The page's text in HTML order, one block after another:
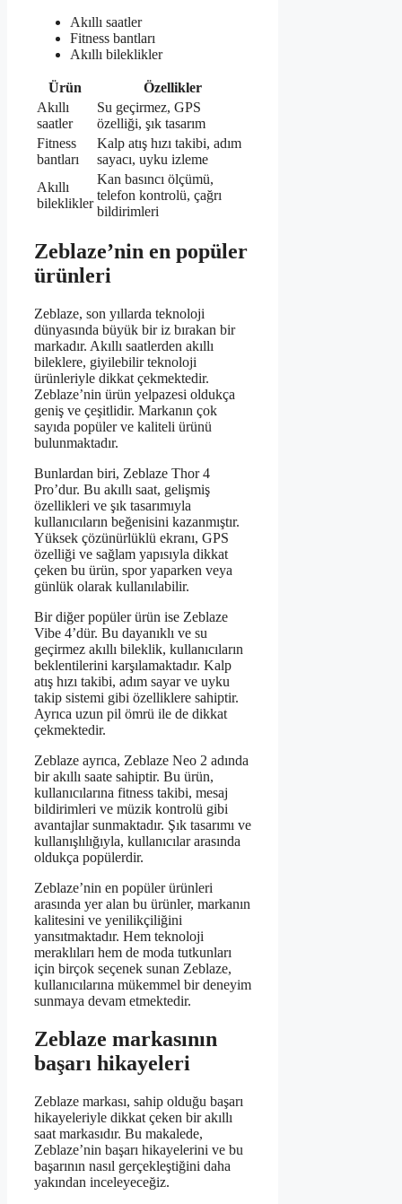
Akıllı saatler
Fitness bantları
Akıllı bileklikler
Ürün
Özellikler
Akıllı
saatler
Su geçirmez, GPS
özelliği, şık tasarım
Fitness
bantları
Kalp atış hızı takibi, adım
sayacı, uyku izleme
Akıllı
bileklikler
Kan basıncı ölçümü,
telefon kontrolü, çağrı
bildirimleri
Zeblaze’nin en popüler
ürünleri
Zeblaze, son yıllarda teknoloji
dünyasında büyük bir iz bırakan bir
markadır. Akıllı saatlerden akıllı
bileklere, giyilebilir teknoloji
ürünleriyle dikkat çekmektedir.
Zeblaze’nin ürün yelpazesi oldukça
geniş ve çeşitlidir. Markanın çok
sayıda popüler ve kaliteli ürünü
bulunmaktadır.
Bunlardan biri, Zeblaze Thor 4
Pro’dur. Bu akıllı saat, gelişmiş
özellikleri ve şık tasarımıyla
kullanıcıların beğenisini kazanmıştır.
Yüksek çözünürlüklü ekranı, GPS
özelliği ve sağlam yapısıyla dikkat
çeken bu ürün, spor yaparken veya
günlük olarak kullanılabilir.
Bir diğer popüler ürün ise Zeblaze
Vibe 4’dür. Bu dayanıklı ve su
geçirmez akıllı bileklik, kullanıcıların
beklentilerini karşılamaktadır. Kalp
atış hızı takibi, adım sayar ve uyku
takip sistemi gibi özelliklere sahiptir.
Ayrıca uzun pil ömrü ile de dikkat
çekmektedir.
Zeblaze ayrıca, Zeblaze Neo 2 adında
bir akıllı saate sahiptir. Bu ürün,
kullanıcılarına fitness takibi, mesaj
bildirimleri ve müzik kontrolü gibi
avantajlar sunmaktadır. Şık tasarımı ve
kullanışlılığıyla, kullanıcılar arasında
oldukça popülerdir.
Zeblaze’nin en popüler ürünleri
arasında yer alan bu ürünler, markanın
kalitesini ve yenilikçiliğini
yansıtmaktadır. Hem teknoloji
meraklıları hem de moda tutkunları
için birçok seçenek sunan Zeblaze,
kullanıcılarına mükemmel bir deneyim
sunmaya devam etmektedir.
Zeblaze markasının
başarı hikayeleri
Zeblaze markası, sahip olduğu başarı
hikayeleriyle dikkat çeken bir akıllı
saat markasıdır. Bu makalede,
Zeblaze’nin başarı hikayelerini ve bu
başarının nasıl gerçekleştiğini daha
yakından inceleyeceğiz.